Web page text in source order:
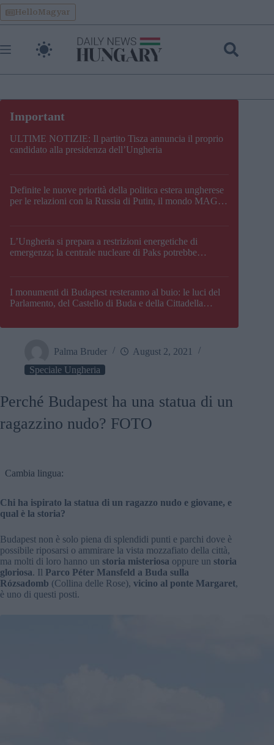
Skip
to
content
HelloMagyar
ULTIME NOTIZIE: Il partito Tisza annuncia il proprio
candidato alla presidenza dell’Ungheria
Definite le nuove priorità della politica estera ungherese
per le relazioni con la Russia di Putin, il mondo MAGA,
L’Ungheria si prepara a restrizioni energetiche di
emergenza; la centrale nucleare di Paks potrebbe
I monumenti di Budapest resteranno al buio: le luci del
Parlamento, del Castello di Buda e della Cittadella
Palma Bruder
August 2, 2021
Speciale Ungheria
Perché Budapest ha una statua di un
ragazzino nudo? FOTO
Cambia lingua:
Chi ha ispirato la statua di un ragazzo nudo e giovane, e
qual è la storia?
Budapest non è solo piena di splendidi punti e parchi dove è
possibile riposarsi o ammirare la vista mozzafiato della città,
ma molti di loro hanno un storia misteriosa oppure un storia
gloriosa. Il Parco Péter Mansfeld a Buda sulla
Rózsadomb (Collina delle Rose), vicino al ponte Margaret,
è uno di questi posti.